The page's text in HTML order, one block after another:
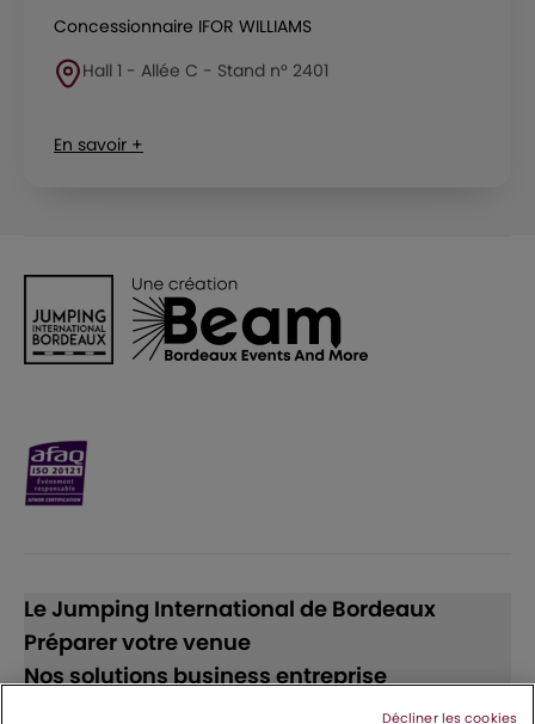
Concessionnaire IFOR WILLIAMS
Hall 1 - Allée C - Stand n° 2401
En savoir +
Le Jumping International de Bordeaux
Préparer votre venue
Nos solutions business entreprise
Décliner les cookies